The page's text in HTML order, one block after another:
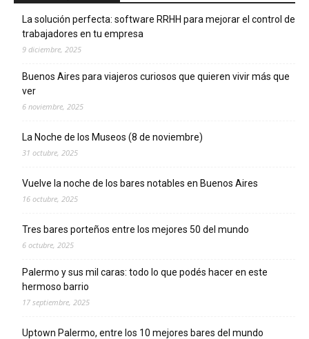
La solución perfecta: software RRHH para mejorar el control de
trabajadores en tu empresa
9 diciembre, 2025
Buenos Aires para viajeros curiosos que quieren vivir más que
ver
6 noviembre, 2025
La Noche de los Museos (8 de noviembre)
31 octubre, 2025
Vuelve la noche de los bares notables en Buenos Aires
16 octubre, 2025
Tres bares porteños entre los mejores 50 del mundo
6 octubre, 2025
Palermo y sus mil caras: todo lo que podés hacer en este
hermoso barrio
17 septiembre, 2025
Uptown Palermo, entre los 10 mejores bares del mundo